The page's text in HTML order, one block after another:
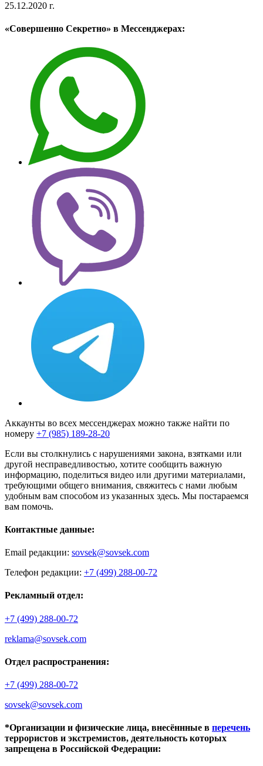
25.12.2020 г.
«Совершенно Секретно» в Мессенджерах:
Аккаунты во всех мессенджерах можно также найти по
номеру +7 (985) 189-28-20
Если вы столкнулись с нарушениями закона, взятками или
другой несправедливостью, хотите сообщить важную
информацию, поделиться видео или другими материалами,
требующими общего внимания, свяжитесь с нами любым
удобным вам способом из указанных здесь. Мы постараемся
вам помочь.
Контактные данные:
Email редакции: sovsek@sovsek.com
Телефон редакции: +7 (499) 288-00-72
Рекламный отдел:
+7 (499) 288-00-72
reklama@sovsek.com
Отдел распространения:
+7 (499) 288-00-72
sovsek@sovsek.com
*Организации и физические лица, внесённные в перечень
террористов и экстремистов, деятельность которых
запрещена в Российской Федерации: